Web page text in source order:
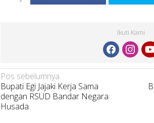
Ikuti Kami
Navigasi
pos
Pos sebelumnya
Bupati Egi Jajaki Kerja Sama
dengan RSUD Bandar Negara
Husada